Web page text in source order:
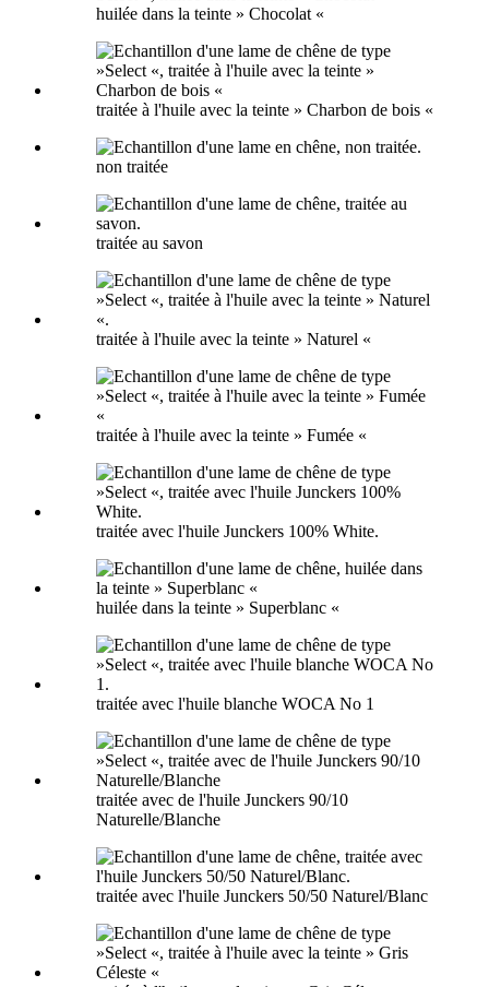
huilée dans la teinte » Chocolat «
traitée à l'huile avec la teinte » Charbon de bois «
non traitée
traitée au savon
traitée à l'huile avec la teinte » Naturel «
traitée à l'huile avec la teinte » Fumée «
traitée avec l'huile Junckers 100% White.
huilée dans la teinte » Superblanc «
traitée avec l'huile blanche WOCA No 1
traitée avec de l'huile Junckers 90/10
Naturelle/Blanche
traitée avec l'huile Junckers 50/50 Naturel/Blanc